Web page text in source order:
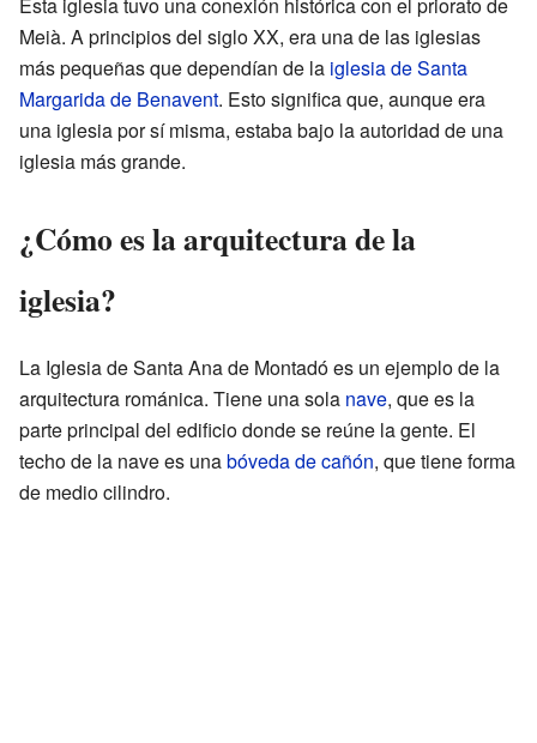
Meià. A principios del siglo XX, era una de las iglesias
más pequeñas que dependían de la iglesia de Santa
Margarida de Benavent. Esto significa que, aunque era
una iglesia por sí misma, estaba bajo la autoridad de una
iglesia más grande.
¿Cómo es la arquitectura de la
iglesia?
La Iglesia de Santa Ana de Montadó es un ejemplo de la
arquitectura románica. Tiene una sola nave, que es la
parte principal del edificio donde se reúne la gente. El
techo de la nave es unabóveda de cañón, que tiene forma
de medio cilindro.